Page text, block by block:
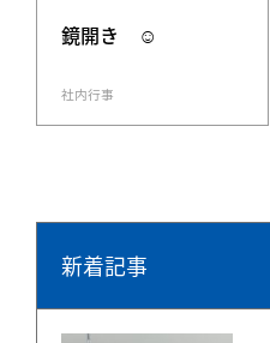
鏡開き ☺
社内行事
新着記事